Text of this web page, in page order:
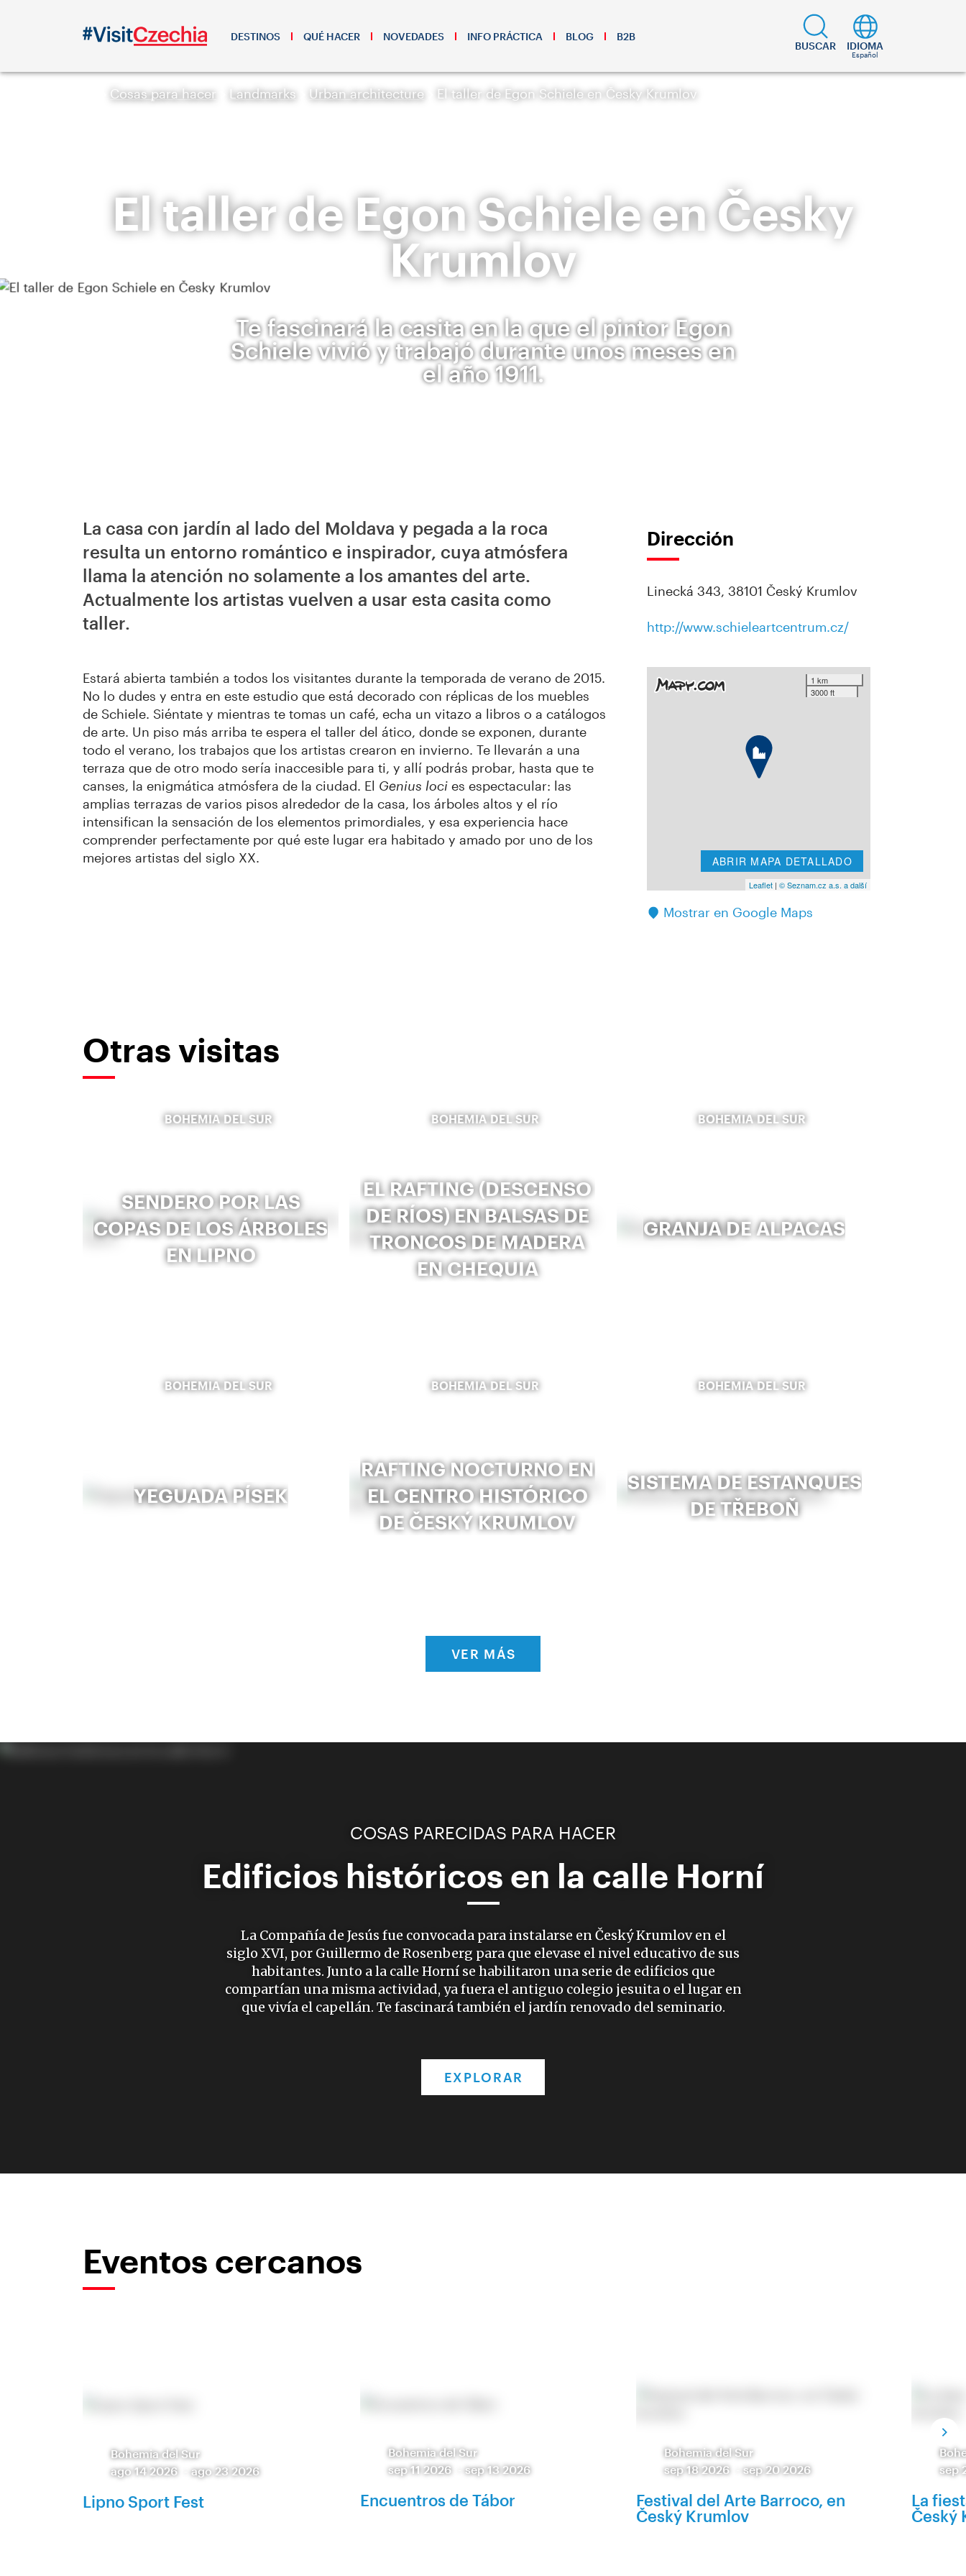
DESTINOS QUÉ HACER NOVEDADES INFO PRÁCTICA BLOG B2B
BUSCAR IDIOMA
Español
Cosas para hacer Landmarks Urban architecture El taller de Egon Schiele en Česky Krumlov
El taller de Egon Schiele en Česky
Krumlov
Te fascinará la casita en la que el pintor Egon
Schiele vivió y trabajó durante unos meses en
el año 1911.
La casa con jardín al lado del Moldava y pegada a la roca
resulta un entorno romántico e inspirador, cuya atmósfera
llama la atención no solamente a los amantes del arte.
Actualmente los artistas vuelven a usar esta casita como
taller.
Estará abierta también a todos los visitantes durante la temporada de verano de 2015.
No lo dudes y entra en este estudio que está decorado con réplicas de los muebles
de Schiele. Siéntate y mientras te tomas un café, echa un vitazo a libros o a catálogos
de arte. Un piso más arriba te espera el taller del ático, donde se exponen, durante
todo el verano, los trabajos que los artistas crearon en invierno. Te llevarán a una
terraza que de otro modo sería inaccesible para ti, y allí podrás probar, hasta que te
canses, la enigmática atmósfera de la ciudad. El Genius loci es espectacular: las
amplias terrazas de varios pisos alrededor de la casa, los árboles altos y el río
intensifican la sensación de los elementos primordiales, y esa experiencia hace
comprender perfectamente por qué este lugar era habitado y amado por uno de los
mejores artistas del siglo XX.
Dirección
Linecká 343, 38101 Český Krumlov
http://www.schieleartcentrum.cz/
1 km
3000 ft
ABRIR MAPA DETALLADO
Leaflet| © Seznam.cz a.s. a další
Mostrar en Google Maps
Otras visitas
BOHEMIA DEL SUR
SENDERO POR LAS
COPAS DE LOS ÁRBOLES
EN LIPNO
BOHEMIA DEL SUR
EL RAFTING (DESCENSO
DE RÍOS) EN BALSAS DE
TRONCOS DE MADERA
EN CHEQUIA
BOHEMIA DEL SUR
GRANJA DE ALPACAS
BOHEMIA DEL SUR
YEGUADA PÍSEK
BOHEMIA DEL SUR
RAFTING NOCTURNO EN
EL CENTRO HISTÓRICO
DE ČESKÝ KRUMLOV
BOHEMIA DEL SUR
SISTEMA DE ESTANQUES
DE TŘEBOŇ
VER MÁS
COSAS PARECIDAS PARA HACER
Edificios históricos en la calle Horní
La Compañía de Jesús fue convocada para instalarse en Český Krumlov en el
siglo XVI, por Guillermo de Rosenberg para que elevase el nivel educativo de sus
habitantes. Junto a la calle Horní se habilitaron una serie de edificios que
compartían una misma actividad, ya fuera el antiguo colegio jesuita o el lugar en
que vivía el capellán. Te fascinará también el jardín renovado del seminario.
EXPLORAR
Eventos cercanos
Bohemia del Sur
ago 14 2026
-ago 23 2026
Lipno Sport Fest
Bohemia del Sur
sep 11 2026
-sep 13 2026
Encuentros de Tábor
Bohemia del Sur
sep 18 2026
-sep 20 2026
Festival del Arte Barroco, en
Český Krumlov
sep
La
Český